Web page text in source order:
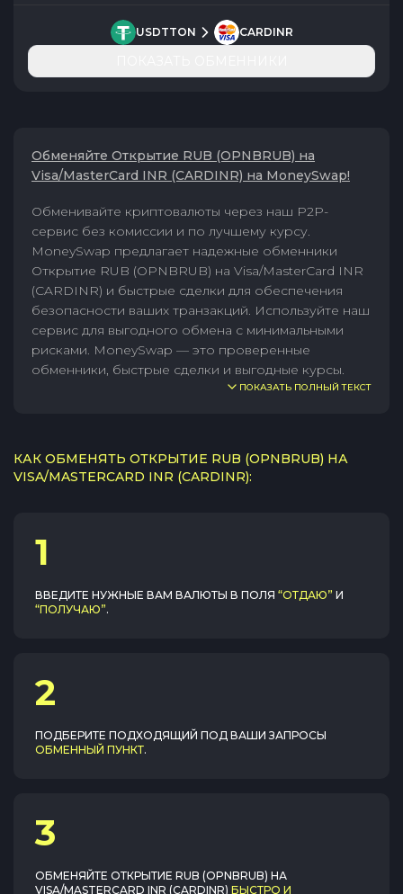
USDTTON CARDINR
Обменяйте Открытие RUB (OPNBRUB) на
Visa/MasterCard INR (CARDINR) на MoneySwap!
Обменивайте криптовалюты через наш P2P-
сервис без комиссии и по лучшему курсу.
MoneySwap предлагает надежные обменники
Открытие RUB (OPNBRUB) на Visa/MasterCard INR
(CARDINR) и быстрые сделки для обеспечения
безопасности ваших транзакций. Используйте наш
сервис для выгодного обмена с минимальными
рисками. MoneySwap — это проверенные
обменники, быстрые сделки и выгодные курсы.
ПОКАЗАТЬ ПОЛНЫЙ ТЕКСТ
КАК ОБМЕНЯТЬ ОТКРЫТИЕ RUB (OPNBRUB) НА
VISA/MASTERCARD INR (CARDINR):
1
ВВЕДИТЕ НУЖНЫЕ ВАМ ВАЛЮТЫ В ПОЛЯ “ОТДАЮ” И
“ПОЛУЧАЮ”.
2
ПОДБЕРИТЕ ПОДХОДЯЩИЙ ПОД ВАШИ ЗАПРОСЫ
ОБМЕННЫЙ ПУНКТ.
3
ОБМЕНЯЙТЕ ОТКРЫТИЕ RUB (OPNBRUB) НА
VISA/MASTERCARD INR (CARDINR) БЫСТРО И